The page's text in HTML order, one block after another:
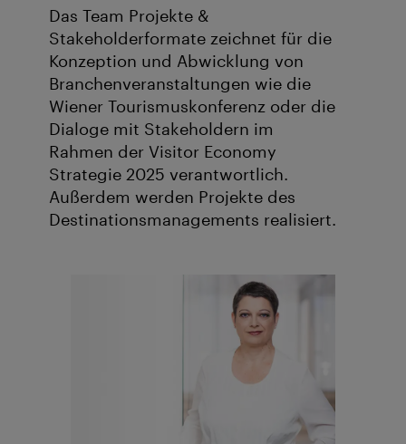
Das Team Projekte &
Stakeholderformate zeichnet für die
Konzeption und Abwicklung von
Branchenveranstaltungen wie die
Wiener Tourismuskonferenz oder die
Dialoge mit Stakeholdern im
Rahmen der Visitor Economy
Strategie 2025 verantwortlich.
Außerdem werden Projekte des
Destinationsmanagements realisiert.